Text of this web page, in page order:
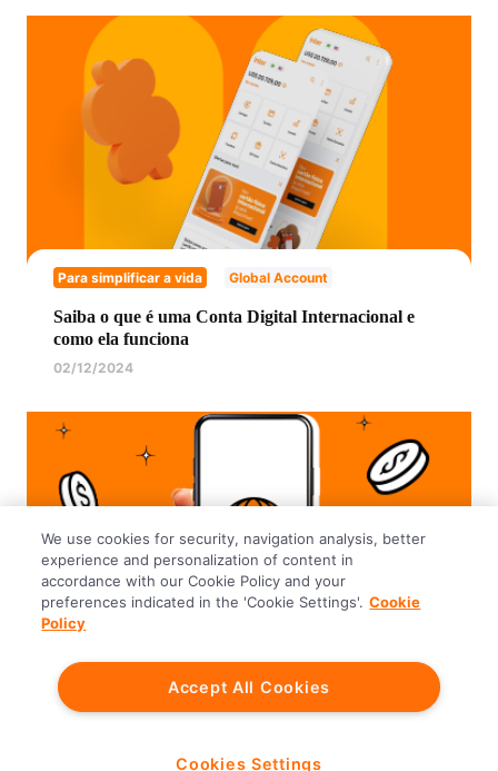
Para simplificar a vida Global Account
Saiba o que é uma Conta Digital Internacional e
como ela funciona
02/12/2024
Para simplificar a vida
Como abrir uma conta internacional?
We use cookies for security, navigation analysis, better
experience and personalization of content in
accordance with our Cookie Policy and your
preferences indicated in the 'Cookie Settings'. Cookie
Policy
Accept All Cookies
Cookies Settings